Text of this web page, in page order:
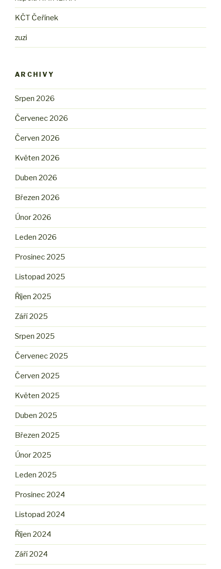
KČT Čeřínek
zuzi
ARCHIVY
Srpen 2026
Červenec 2026
Červen 2026
Květen 2026
Duben 2026
Březen 2026
Únor 2026
Leden 2026
Prosinec 2025
Listopad 2025
Říjen 2025
Září 2025
Srpen 2025
Červenec 2025
Červen 2025
Květen 2025
Duben 2025
Březen 2025
Únor 2025
Leden 2025
Prosinec 2024
Listopad 2024
Říjen 2024
Září 2024